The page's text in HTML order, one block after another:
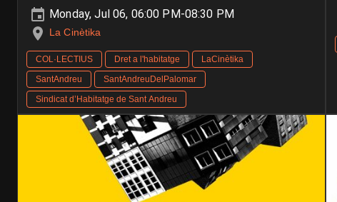
Monday, Jul 06, 06:00 PM-08:30 PM
La Cinètika
COL·LECTIUS Dret a l'habitatge
LaCinètika
SantAndreu
SantAndreuDelPalomar
Sindicat d’Habitatge de Sant Andreu